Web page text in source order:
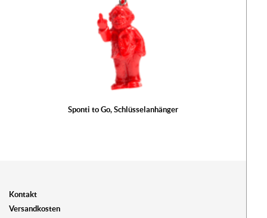
Sponti to Go, Schlüsselanhänger
Kontakt
Versandkosten